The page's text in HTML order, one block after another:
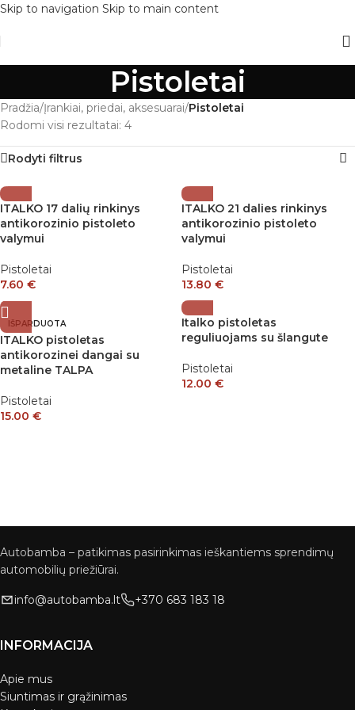
Skip to navigation Skip to main content
Pistoletai
Pradžia/Įrankiai, priedai, aksesuarai/Pistoletai
Rodomi visi rezultatai: 4
Rodyti filtrus
ITALKO 17 dalių rinkinys
antikorozinio pistoleto
valymui
Pistoletai
7.60 €
ITALKO 21 dalies rinkinys
antikorozinio pistoleto
valymui
Pistoletai
13.80 €
IŠPARDUOTA
ITALKO pistoletas
antikorozinei dangai su
metaline TALPA
Pistoletai
15.00 €
Italko pistoletas
reguliuojams su šlangute
Pistoletai
12.00 €
Autobamba – patikimas pasirinkimas ieškantiems sprendimų
automobilių priežiūrai.
info@autobamba.lt +370 683 183 18
INFORMACIJA
Apie mus
Siuntimas ir grąžinimas